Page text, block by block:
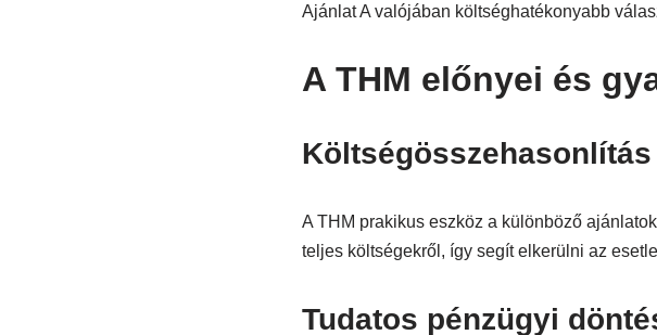
Ajánlat A valójában költséghatékonyabb
A THM előnyei és
A THM prakikus eszköz a különböző
teljes költségekről, így segít elkerülni az
Tudatos pénzügyi